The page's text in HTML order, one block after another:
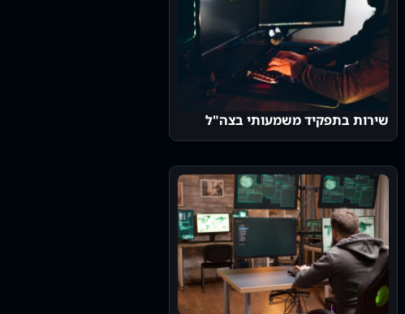
שירות בתפקיד משמעותי בצה"ל